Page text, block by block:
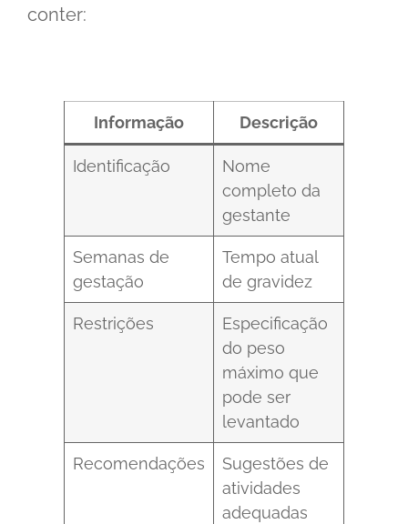
conter:
Informação Descrição
Identificação
Nome
completo da
gestante
Semanas de
gestação
Tempo atual
de gravidez
Restrições
Especificação
do peso
máximo que
pode ser
levantado
Recomendações
Sugestões de
atividades
adequadas